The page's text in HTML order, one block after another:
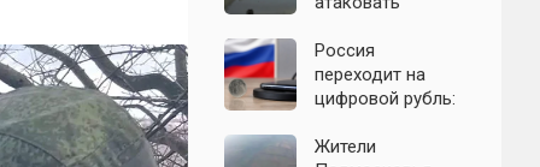
Крыма: свежие
подробности
налёта на
06.08.2026
Россия
переходит на
цифровой рубль:
систему сравнили
Жители